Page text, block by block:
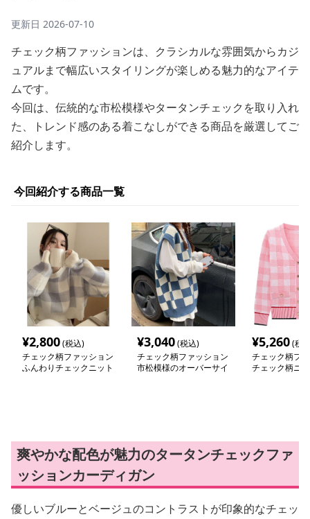
更新日 2026-07-10
チェック柄ファッションは、クラシカルな雰囲気からカジ
ュアルまで幅広いスタイリングが楽しめる魅力的なアイテ
ムです。
今回は、伝統的な市松模様やタータンチェックを取り入れ
た、トレンド感のある着こなしができる商品を厳選してご
紹介します。
今回紹介する商品一覧
¥2,800(税込)
チェック柄ファッション
ふんわりチェックニット
¥3,040(税込)
チェック柄ファッション
市松模様のオーバーサイ
¥5,260(税
チェック柄フ
チェック柄ニ
爽やかな配色が魅力のタータンチェックファ
ッションカーディガン
優しいブルーとベージュのコントラストが印象的なチェッ